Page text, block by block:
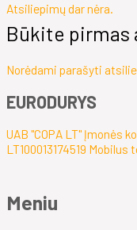
Atsiliepimų dar nėra.
Būkite pirmas
Norėdami parašyti
EURODURYS
UAB "COPA LT" Įmonės
LT100013174519
Meniu